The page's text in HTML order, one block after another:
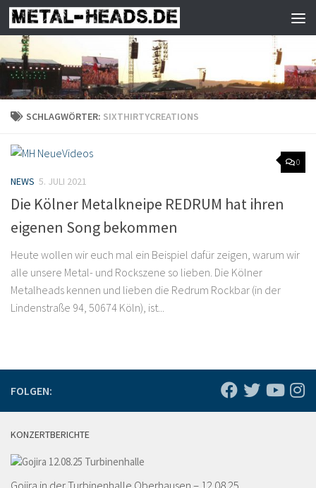
Zum Inhalt springen
SCHLAGWÖRTER: SIXTHIRTYCREATIONS
0
NEWS 5. JULI 2021
Die Kölner Metalkneipe REDRUM hat ihren
eigenen Song bekommen
Heute wollen wir euch mal ein Beispiel dafür zeigen, warum wir
alle unsere Metal- und Rockszene so lieben. Die Kölner
Metalheads kennen und lieben die Redrum Rockbar (in der
Lindenstraße 94, 50674 Köln), ist...
FOLGEN:
KONZERTBERICHTE